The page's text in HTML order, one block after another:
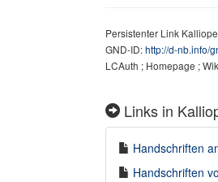
Persistenter Link
GND-ID:http://d-nb.info/
LCAuth ; Homepage ;
Links in
Handschriften
Handschriften